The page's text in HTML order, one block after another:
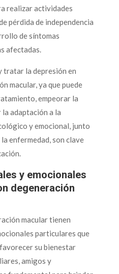
realizar actividades
pérdida de independencia
de síntomas
afectadas.
tratar la depresión en
macular, ya que puede
empeorar la
adaptación a la
y emocional, junto
enfermedad, son clave
y emocionales
degeneración
macular tienen
particulares que
su bienestar
amigos y